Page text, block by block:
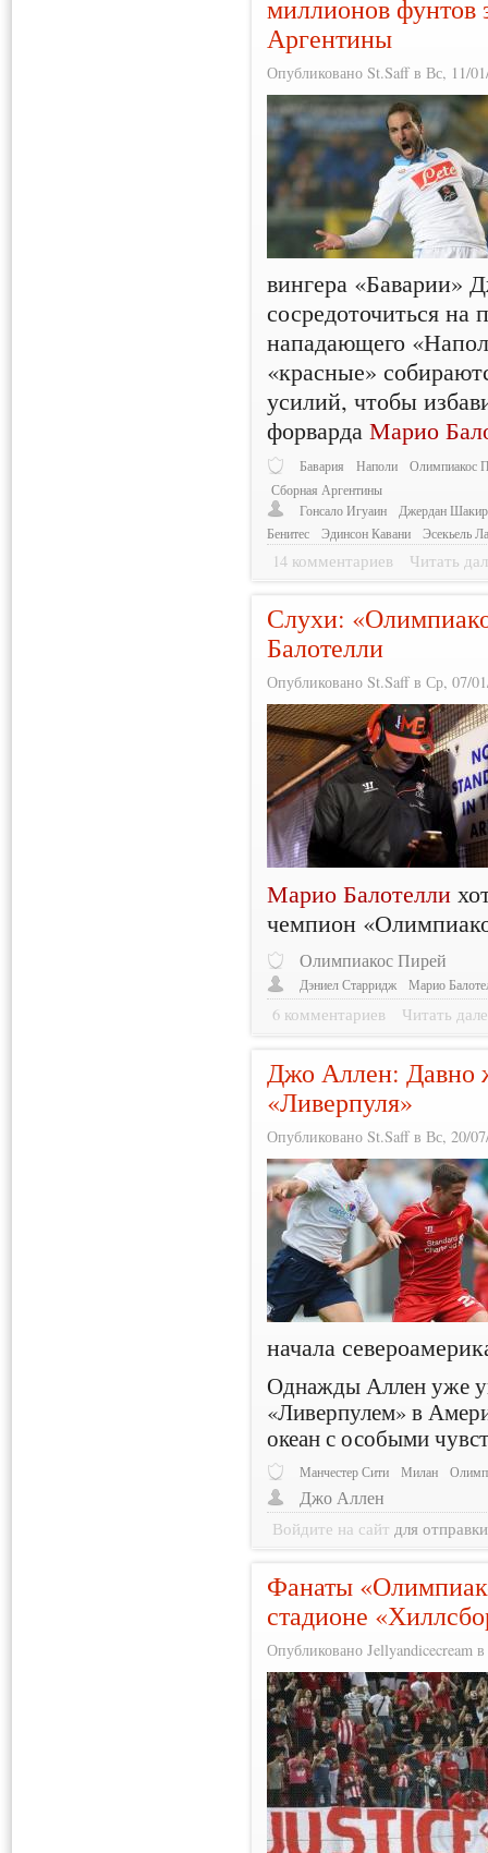
миллионов фунтов
Аргентины
Опубликовано St.Saff в Вс, 11/
вингера «Баварии»
сосредоточиться на
нападающего
«красные»
усилий, чтобы
форвардаМарио
Бавария Наполи
Олимпиакос
Сборная Аргентины
Гонсало Игуаин
Джердан
Бенитес
Эдинсон Кавани Эсекьель
14 комментариев Читать
Слухи:
Балотелли
Опубликовано St.Saff в Ср, 07/
Марио Балотелли
чемпион
Олимпиакос Пирей
Дэниел Старридж Марио
6 комментариев Читать
Джо Аллен: Давно
«Ливерпуля»
Опубликовано St.Saff в Вс, 20/
начала
Однажды Аллен уже
«Ливерпулем» в
океан с особыми
Манчестер Сити Милан
Джо Аллен
Войдите на сайт для
Фанаты
стадионе
Опубликовано Jellyandicecream